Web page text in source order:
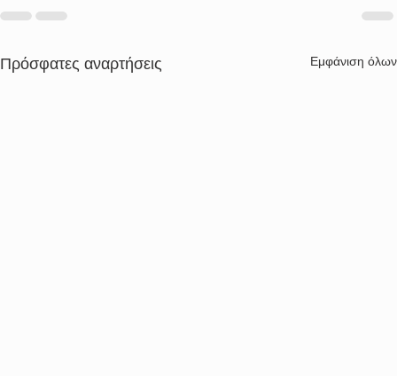
Πρόσφατες αναρτήσεις Εμφάνιση όλων